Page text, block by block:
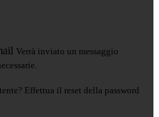
Verrà inviato un messaggio
Effettua il reset della password